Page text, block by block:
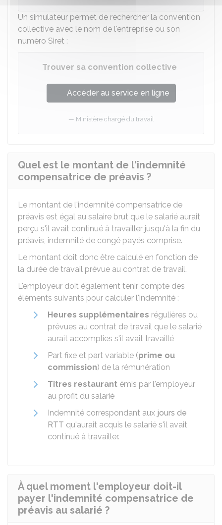
Un simulateur permet de rechercher la convention
collective avec le nom de l'entreprise ou son
numéro Siret :
Trouver sa convention collective
Accéder au service en ligne
Ministère chargé du travail
Quel est le montant de l'indemnité
compensatrice de préavis ?
Le montant de l'indemnité compensatrice de
préavis est égal au salaire brut que le salarié aurait
perçu s'il avait continué à travailler jusqu'à la fin du
préavis, indemnité de congé payés comprise.
Le montant doit donc être calculé en fonction de
la durée de travail prévue au contrat de travail.
L'employeur doit également tenir compte des
éléments suivants pour calculer l'indemnité :
Heures supplémentaires régulières ou
prévues au contrat de travail que le salarié
aurait accomplies s'il avait travaillé
Part fixe et part variable (prime ou
commission) de la rémunération
Titres restaurant émis par l'employeur
au profit du salarié
Indemnité correspondant aux jours de
RTT qu'aurait acquis le salarié s'il avait
continué à travailler.
À quel moment l'employeur doit-il
payer l'indemnité compensatrice de
préavis au salarié ?